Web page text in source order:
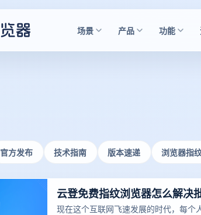
场景 产品 功能
官方发布 技术指南 版本速递 浏览器指
现在这个互联网飞速发展的时代，每个